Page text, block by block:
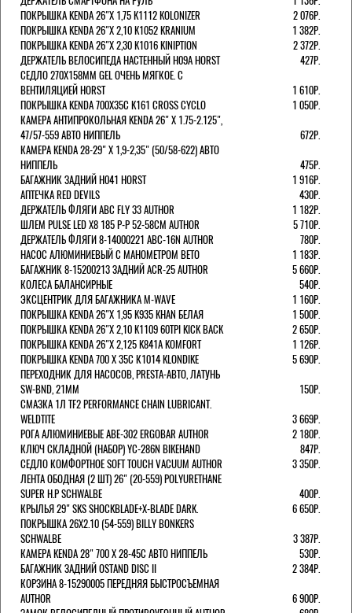
ПОКРЫШКА KENDA 26"Х 1,75 K1112 KOLONIZER
2 076Р.
ПОКРЫШКА KENDA 26"Х 2,10 K1052 KRANIUM
1 382Р.
ПОКРЫШКА KENDA 26"Х 2,30 K1016 KINIPTION
2 372Р.
ДЕРЖАТЕЛЬ ВЕЛОСИПЕДА НАСТЕННЫЙ H09A HORST
427Р.
СЕДЛО 270Х158ММ GEL ОЧЕНЬ МЯГКОЕ. С
ВЕНТИЛЯЦИЕЙ HORST
1 610Р.
ПОКРЫШКА KENDA 700Х35С K161 CROSS CYCLO
1 050Р.
КАМЕРА АНТИПРОКОЛЬНАЯ KENDA 26" Х 1.75-2.125",
47/57-559 АВТО НИППЕЛЬ
672Р.
КАМЕРА KENDA 28-29" Х 1,9-2,35" (50/58-622) АВТО
НИППЕЛЬ
475Р.
БАГАЖНИК ЗАДНИЙ H041 HORST
1 916Р.
АПТЕЧКА RED DEVILS
430Р.
ДЕРЖАТЕЛЬ ФЛЯГИ АВС FLY 33 AUTHOR
1 182Р.
ШЛЕМ PULSE LED X8 185 Р-Р 52-58СМ AUTHOR
5 710Р.
ДЕРЖАТЕЛЬ ФЛЯГИ 8-14000221 ABC-16N AUTHOR
780Р.
НАСОС АЛЮМИНИЕВЫЙ С МАНОМЕТРОМ BETO
1 183Р.
БАГАЖНИК 8-15200213 ЗАДНИЙ ACR-25 AUTHOR
5 660Р.
КОЛЕСА БАЛАНСИРНЫЕ
540Р.
ЭКСЦЕНТРИК ДЛЯ БАГАЖНИКА M-WAVE
1 160Р.
ПОКРЫШКА KENDA 26"Х 1,95 K935 KHAN БЕЛАЯ
1 500Р.
ПОКРЫШКА KENDA 26"Х 2,10 K1109 60TPI KICK BACK
2 650Р.
ПОКРЫШКА KENDA 26"Х 2,125 K841A KOMFORT
1 126Р.
ПОКРЫШКА KENDA 700 Х 35С К1014 KLONDIKE
5 690Р.
ПЕРЕХОДНИК ДЛЯ НАСОСОВ, PRESTA-АВТО, ЛАТУНЬ
SW-BND, 21ММ
150Р.
СМАЗКА 1Л TF2 PERFORMANCE CHAIN LUBRICANT.
WELDTITE
3 669Р.
РОГА АЛЮМИНИЕВЫЕ ABE-302 ERGOBAR AUTHOR
2 180Р.
КЛЮЧ СКЛАДНОЙ (НАБОР) YC-286N BIKEHAND
847Р.
СЕДЛО КОМФОРТНОЕ SOFT TOUCH VACUUM AUTHOR
3 350Р.
ЛЕНТА ОБОДНАЯ (2 ШТ) 26" (20-559) POLYURETHANE
SUPER H.P SCHWALBE
400Р.
КРЫЛЬЯ 29" SKS SHOCKBLADE+X-BLADE DARK.
6 650Р.
ПОКРЫШКА 26X2.10 (54-559) BILLY BONKERS
SCHWALBE
3 387Р.
КАМЕРА KENDA 28" 700 Х 28-45С АВТО НИППЕЛЬ
530Р.
БАГАЖНИК ЗАДНИЙ OSTAND DISC II
2 384Р.
КОРЗИНА 8-15290005 ПЕРЕДНЯЯ БЫСТРОСЪЕМНАЯ
AUTHOR
6 900Р.